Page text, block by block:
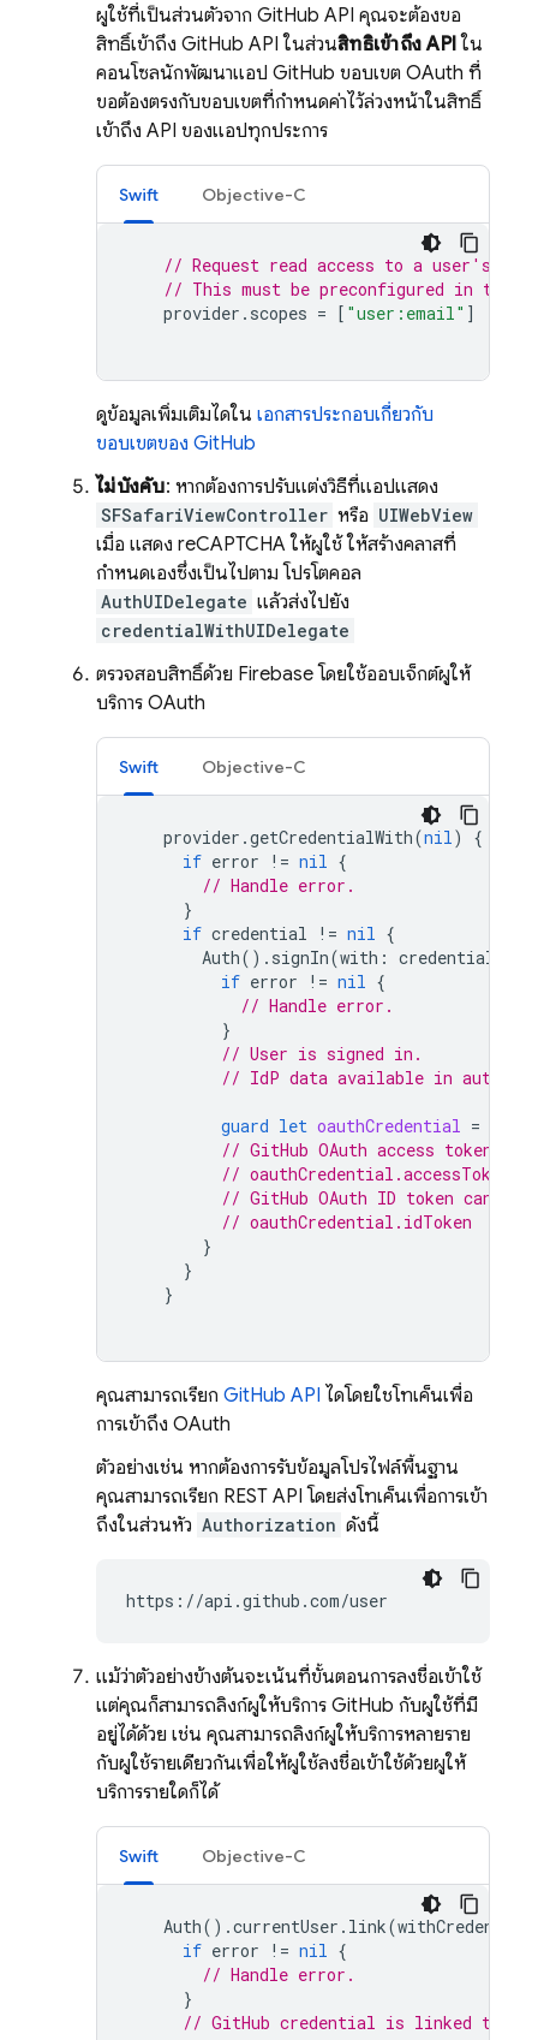
ผู้ใช้ที่เป็นส่วนตัวจาก GitHub API คุณจะต้องขอ
สิทธิ์เข้าถึง GitHub API ในส่วนสิทธิ์เข้าถึง API ใน
คอนโซลนักพัฒนาแอป GitHub ขอบเขต OAuth ที่
ขอต้องตรงกับขอบเขตที่กำหนดค่าไว้ล่วงหน้าในสิทธิ์
เข้าถึง API ของแอปทุกประการ
Swift Objective-C
// Request read access to a user's
// This must be preconfigured in the
provider . scopes = [ "user:email" ]
ดูข้อมูลเพิ่มเติมได้ใน เอกสารประกอบเกี่ยวกับ
ขอบเขตของ GitHub
ไม่บังคับ: หากต้องการปรับแต่งวิธีที่แอปแสดง
SFSafariViewController หรือ UIWebView
เมื่อ แสดง reCAPTCHA ให้ผู้ใช้ ให้สร้างคลาสที่
กำหนดเองซึ่งเป็นไปตาม โปรโตคอล
AuthUIDelegate แล้วส่งไปยัง
credentialWithUIDelegate
ตรวจสอบสิทธิ์ด้วย Firebase โดยใช้ออบเจ็กต์ผู้ให้
บริการ OAuth
Swift Objective-C
provider .getCredentialWith(nil) {
if error != nil {
// Handle error.
}
if credential != nil {
Auth(). signIn(with : credential
if error != nil {
// Handle error.
}
// User is signed in.
// IdP data available in
guard let oauthCredential =
// GitHub OAuth access token
// oauthCredential.accessToken
// GitHub OAuth ID token can
// oauthCredential.idToken
}
}
}
คุณสามารถเรียก GitHub API ได้โดยใช้โทเค็นเพื่อ
การเข้าถึง OAuth
ตัวอย่างเช่น หากต้องการรับข้อมูลโปรไฟล์พื้นฐาน
คุณสามารถเรียก REST API โดยส่งโทเค็นเพื่อการเข้า
ถึงในส่วนหัว Authorization ดังนี้
https://api.github.com/user
แม้ว่าตัวอย่างข้างต้นจะเน้นที่ขั้นตอนการลงชื่อเข้าใช้
แต่คุณก็สามารถลิงก์ผู้ให้บริการ GitHub กับผู้ใช้ที่มี
อยู่ได้ด้วย เช่น คุณสามารถลิงก์ผู้ให้บริการหลายราย
กับผู้ใช้รายเดียวกันเพื่อให้ผู้ใช้ลงชื่อเข้าใช้ด้วยผู้ให้
บริการรายใดก็ได้
Swift Objective-C
Auth().currentUser . link(withCredential
if error != nil {
// Handle error.
}
// GitHub credential is linked to